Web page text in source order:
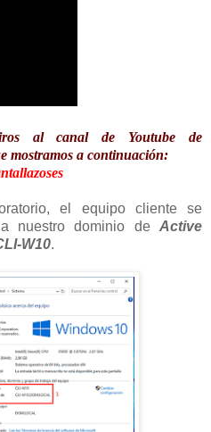
al canal de Youtube de
mostramos a continuación:
el equipo cliente se
nuestro dominio de Active
W10.